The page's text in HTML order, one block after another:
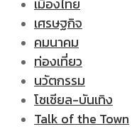
เมืองไทย
เศรษฐกิจ
คมนาคม
ท่องเที่ยว
นวัตกรรม
โซเชียล-บันเทิง
Talk of the Town